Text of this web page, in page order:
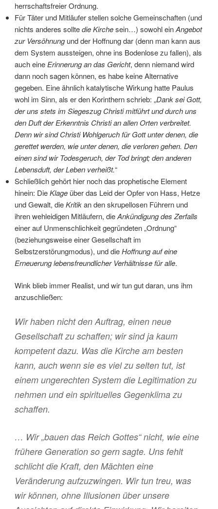
herrschaftsfreier Ordnung.
Für Täter und Mitläufer stellen solche Gemeinschaften (und
nichts anderes solltedie Kirchesein…) sowohl einAngebot
zur Versöhnungund der Hoffnung dar (denn man kann aus
dem System aussteigen, ohne ins Bodenlose zu fallen), als
auch eine Erinnerung an das Gericht, denn niemand wird
dann noch sagen können, es habe keine Alternative
gegeben. Eine ähnlich katalytische Wirkung hatte Paulus
wohl im Sinn, als er den Korinthern schrieb: „Dank sei Gott,
der uns stets im Siegeszug Christi mitführt und durch uns
den Duft der Erkenntnis Christi an allen Orten verbreitet.
Denn wir sind Christi Wohlgeruch für Gott unter denen, die
gerettet werden, wie unter denen, die verloren gehen. Den
einen sind wir Todesgeruch, der Tod bringt; den anderen
Lebensduft, der Leben verheißt.“
Schließlich gehört hier noch das prophetische Element
hinein: DieKlage über das Leid der Opfer von Hass, Hetze
und Gewalt, dieKritikan den skrupellosen Führern und
ihren wehleidigen Mitläufern, dieAnkündigung des Zerfalls
einer auf Unmenschlichkeit gegründeten „Ordnung“
(beziehungsweise einer Gesellschaft im
Selbstzerstörungmodus), und dieHoffnung auf eine
Erneuerung lebensfreundlicher Verhältnisse für alle.
Wink blieb immer Realist, und wir tun gut daran, uns ihm
anzuschließen:
Wir haben nicht den Auftrag, einen neue
Gesellschaft zu schaffen; wir sind ja kaum
kompetent dazu. Was die Kirche am besten
kann, auch wenn sie es viel zu selten tut, ist
einem ungerechten System die Legitimation zu
nehmen und ein spirituelles Gegenklima zu
schaffen.
… Wir „bauen das Reich Gottes“ nicht, wie eine
frühere Generation so gern sagte. Uns fehlt
schlicht die Kraft, den Mächten eine
Veränderung aufzuzwingen. Wir tun treu, was
wir können, ohne Illusionen über unsere